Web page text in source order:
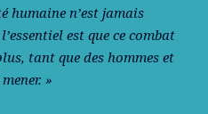
humaine n’est jamais
est que ce combat
tant que des hommes et
»